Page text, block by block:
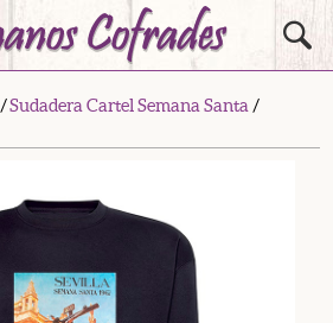
/Sudadera Cartel Semana Santa /